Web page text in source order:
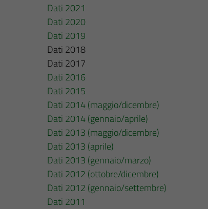
Dati 2021
Dati 2020
Dati 2019
Dati 2018
Dati 2017
Dati 2016
Dati 2015
Dati 2014 (maggio/dicembre)
Dati 2014 (gennaio/aprile)
Dati 2013 (maggio/dicembre)
Dati 2013 (aprile)
Dati 2013 (gennaio/marzo)
Dati 2012 (ottobre/dicembre)
Dati 2012 (gennaio/settembre)
Dati 2011